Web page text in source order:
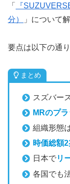
「
『
分）
」について
要点は以下の通り
まとめ
スズバー
MRのプ
組織形態
時価総額2
日本でリ
各国でも